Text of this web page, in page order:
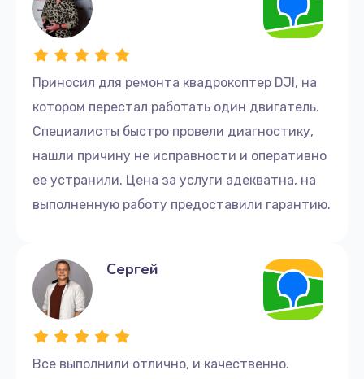
Приносил для ремонта квадрокоптер DJI, на
котором перестал работать один двигатель.
Специалисты быстро провели диагностику,
нашли причину не исправности и оперативно
ее устранили. Цена за услуги адекватна, на
выполненную работу предоставили гарантию.
Все выполнили отлично, и качественно.
Сергей